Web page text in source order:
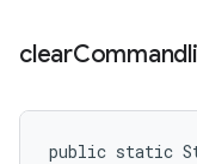
clear
public static